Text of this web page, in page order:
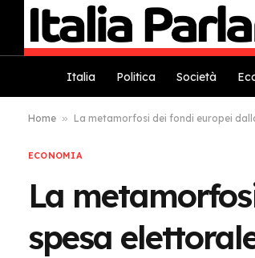
Italia Politica Società
Home » La metamorfosi dei fondi europei
ECONOMIA
La
spesa